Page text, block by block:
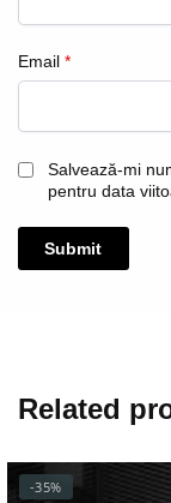
Email *
Salvează-mi
pentru data
Related
-35%